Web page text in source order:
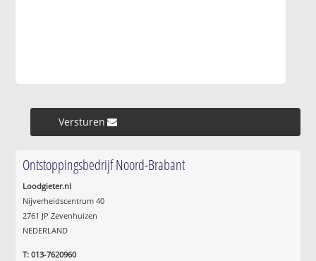
Versturen »
Ontstoppingsbedrijf Noord-Brabant
Loodgieter.nl
Nijverheidscentrum 40
2761 JP Zevenhuizen
NEDERLAND
T: 013-7620960